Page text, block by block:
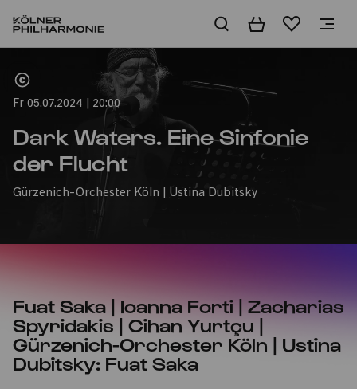
WarenkorbMerkliste
Fr 05.07.2024 | 20:00
Dark Waters. Eine Sinfonie
der Flucht
Gürzenich-Orchester Köln | Ustina Dubitsky
Fuat Saka | Ioanna Forti | Zacharias
Spyridakis | Cihan Yurtçu |
Gürzenich-Orchester Köln | Ustina
Dubitsky: Fuat Saka